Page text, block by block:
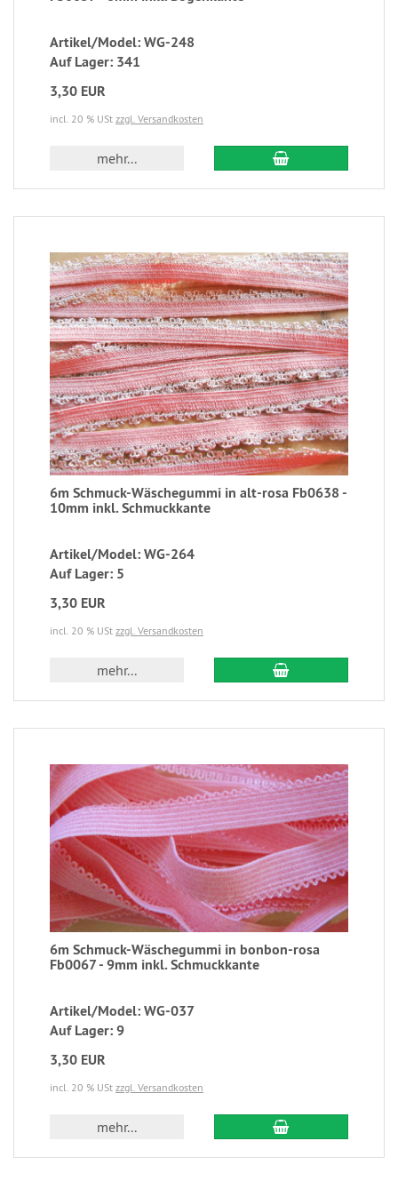
Artikel/Model: WG-248
Auf Lager: 341
3,30 EUR
incl. 20 % USt zzgl. Versandkosten
mehr...
6m Schmuck-Wäschegummi in alt-rosa Fb0638 -
10mm inkl. Schmuckkante
Artikel/Model: WG-264
Auf Lager: 5
3,30 EUR
incl. 20 % USt zzgl. Versandkosten
mehr...
6m Schmuck-Wäschegummi in bonbon-rosa
Fb0067 - 9mm inkl. Schmuckkante
Artikel/Model: WG-037
Auf Lager: 9
3,30 EUR
incl. 20 % USt zzgl. Versandkosten
mehr...